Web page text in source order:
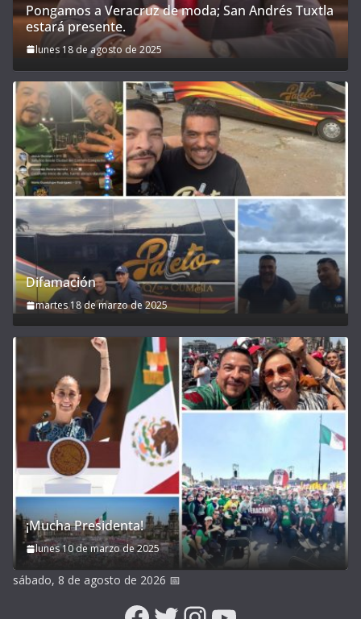
Pongamos a Veracruz de moda; San Andrés Tuxtla
estará presente.
lunes 18 de agosto de 2025
Difamación
martes 18 de marzo de 2025
¡Mucha Presidenta!
lunes 10 de marzo de 2025
sábado, 8 de agosto de 2026 📅